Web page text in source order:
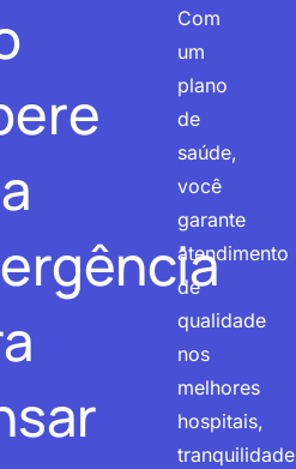
Com
um
plano
de
saúde,
você
garante
atendimento
de
qualidade
nos
melhores
hospitais,
tranquilidade